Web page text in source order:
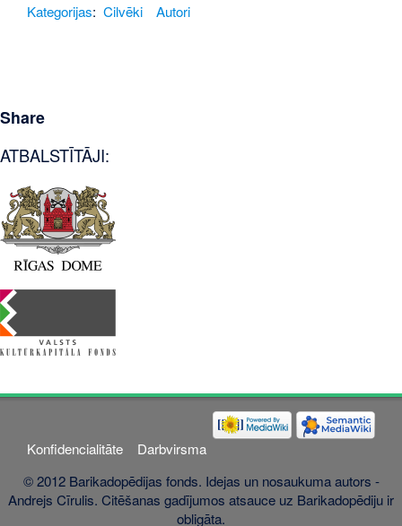
Kategorijas: Cilvēki Autori
Share
ATBALSTĪTĀJI:
Konfidencialitāte
Darbvirsma
© 2012 Barikadopēdijas fonds. Idejas un nosaukuma autors -
Andrejs Cīrulis. Citēšanas gadījumos atsauce uz Barikadopēdiju ir
obligāta.